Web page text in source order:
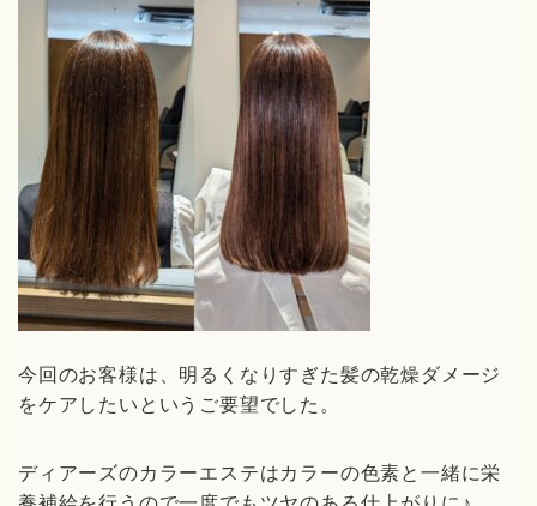
今回のお客様は、明るくなりすぎた髪の乾燥ダメージ
をケアしたいというご要望でした。
ディアーズのカラーエステはカラーの色素と一緒に栄